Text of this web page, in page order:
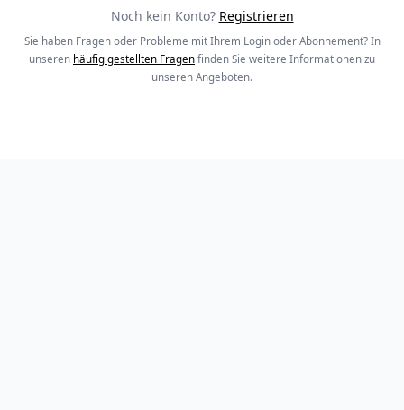
Noch kein Konto? Registrieren
Sie haben Fragen oder Probleme mit Ihrem Login oder Abonnement? In
unseren häufig gestellten Fragen finden Sie weitere Informationen zu
unseren Angeboten.